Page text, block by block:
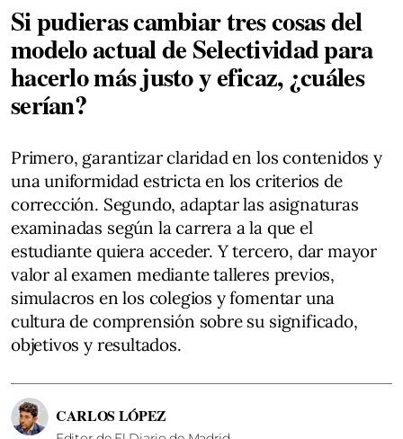
Si pudieras cambiar tres cosas del
modelo actual de Selectividad para
hacerlo más justo y eficaz, ¿cuáles
serían?
Primero, garantizar claridad en los contenidos y
una uniformidad estricta en los criterios de
corrección. Segundo, adaptar las asignaturas
examinadas según la carrera a la que el
estudiante quiera acceder. Y tercero, dar mayor
valor al examen mediante talleres previos,
simulacros en los colegios y fomentar una
cultura de comprensión sobre su significado,
objetivos y resultados.
CARLOS LÓPEZ